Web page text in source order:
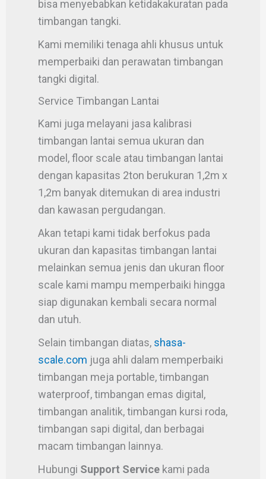
bisa menyebabkan ketidakakuratan pada
timbangan tangki.
Kami memiliki tenaga ahli khusus untuk
memperbaiki dan perawatan timbangan
tangki digital.
Service Timbangan Lantai
Kami juga melayani jasa kalibrasi
timbangan lantai semua ukuran dan
model, floor scale atau timbangan lantai
dengan kapasitas 2ton berukuran 1,2m x
1,2m banyak ditemukan di area industri
dan kawasan pergudangan.
Akan tetapi kami tidak berfokus pada
ukuran dan kapasitas timbangan lantai
melainkan semua jenis dan ukuran floor
scale kami mampu memperbaiki hingga
siap digunakan kembali secara normal
dan utuh.
Selain timbangan diatas, shasa-
scale.com juga ahli dalam memperbaiki
timbangan meja portable, timbangan
waterproof, timbangan emas digital,
timbangan analitik, timbangan kursi roda,
timbangan sapi digital, dan berbagai
macam timbangan lainnya.
Hubungi Support Servicekami pada